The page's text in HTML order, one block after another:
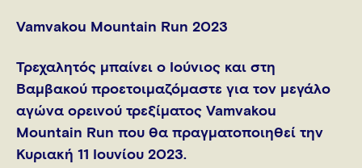
Vamvakou Mountain Run 2023
Τρεχαλητός μπαίνει ο Ιούνιος και στη
Βαμβακού προετοιμαζόμαστε για τον μεγάλο
αγώνα ορεινού τρεξίματος Vamvakou
Mountain Run που θα πραγματοποιηθεί την
Κυριακή 11 Ιουνίου 2023.